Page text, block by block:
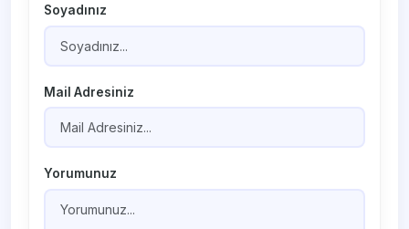
Soyadınız
Mail Adresiniz
Yorumunuz